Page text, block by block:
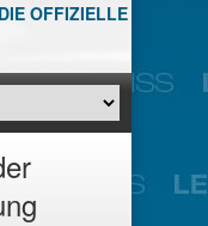
OFFIZIELLE